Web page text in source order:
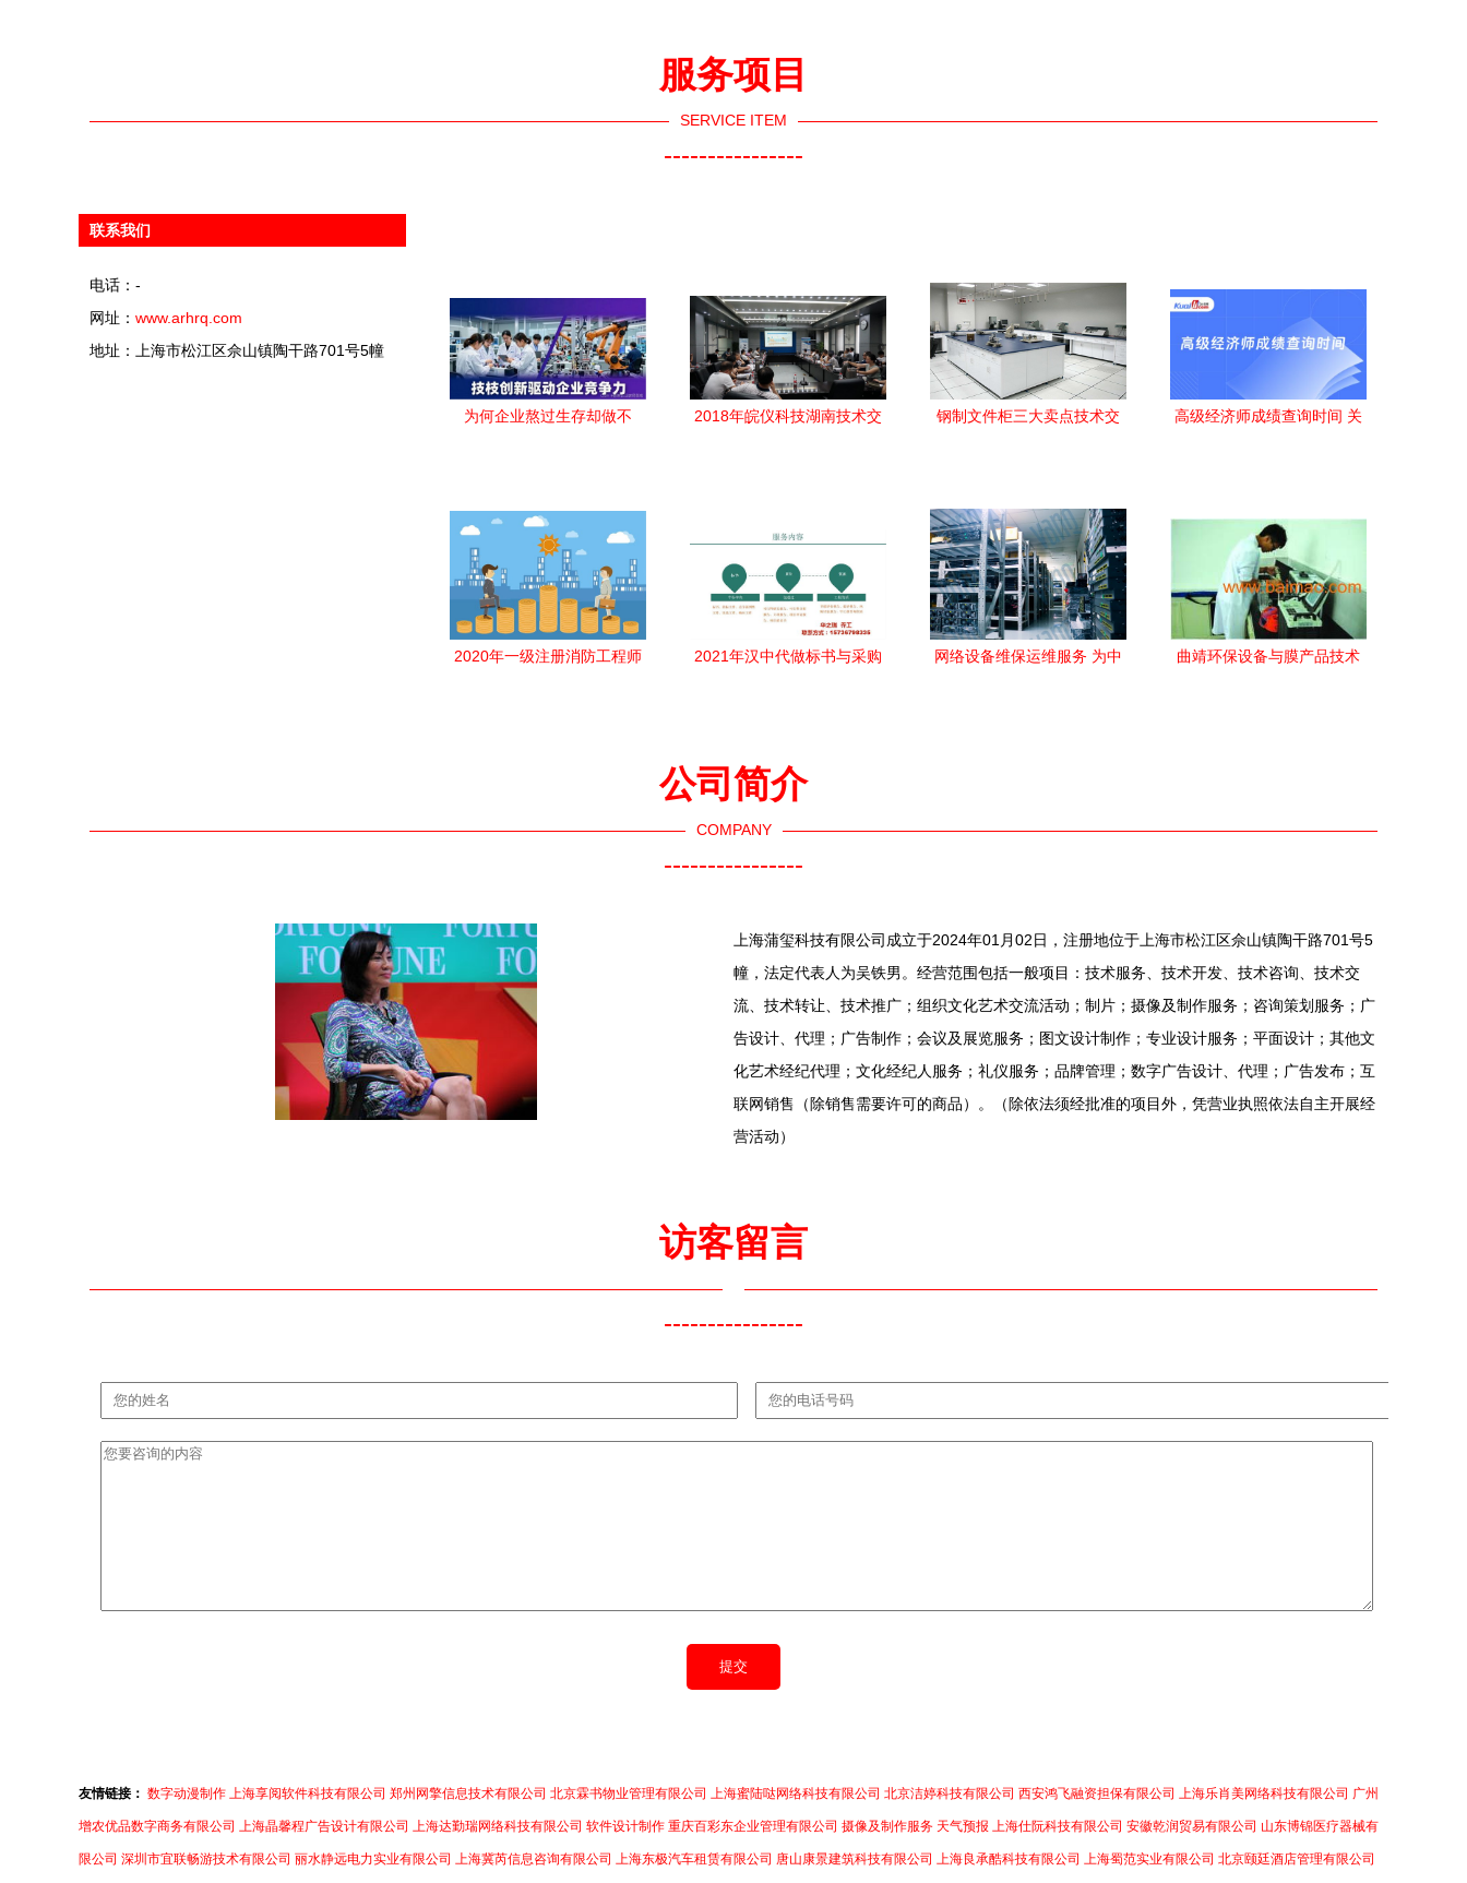
服务项目
SERVICE ITEM
----------------
联系我们
电话：-
网址： www.arhrq.com
地址：上海市松江区佘山镇陶干路701号5幢
为何企业熬过生存却做不
2018年皖仪科技湖南技术交
钢制文件柜三大卖点技术交
高级经济师成绩查询时间 关
2020年一级注册消防工程师
2021年汉中代做标书与采购
网络设备维保运维服务 为中
曲靖环保设备与膜产品技术
公司简介
COMPANY
----------------
上海蒲玺科技有限公司成立于2024年01月02日，注册地位于上海市松江区佘山镇陶干路701号5
幢，法定代表人为吴铁男。经营范围包括一般项目：技术服务、技术开发、技术咨询、技术交
流、技术转让、技术推广；组织文化艺术交流活动；制片；摄像及制作服务；咨询策划服务；广
告设计、代理；广告制作；会议及展览服务；图文设计制作；专业设计服务；平面设计；其他文
化艺术经纪代理；文化经纪人服务；礼仪服务；品牌管理；数字广告设计、代理；广告发布；互
联网销售（除销售需要许可的商品）。（除依法须经批准的项目外，凭营业执照依法自主开展经
营活动）
访客留言
----------------
友情链接： 数字动漫制作 上海享阅软件科技有限公司 郑州网擎信息技术有限公司 北京霖书物业管理有限公司 上海蜜陆哒网络科技有限公司 北京洁婷科技有限公司 西安鸿飞融资担保有限公司 上海乐肖美网络科技有限公司 广州
增农优品数字商务有限公司 上海晶馨程广告设计有限公司 上海达勤瑞网络科技有限公司 软件设计制作 重庆百彩东企业管理有限公司 摄像及制作服务 天气预报 上海仕阮科技有限公司 安徽乾润贸易有限公司 山东博锦医疗器械有
限公司 深圳市宜联畅游技术有限公司 丽水静远电力实业有限公司 上海冀芮信息咨询有限公司 上海东极汽车租赁有限公司 唐山康景建筑科技有限公司 上海良承酷科技有限公司 上海蜀范实业有限公司 北京颐廷酒店管理有限公司